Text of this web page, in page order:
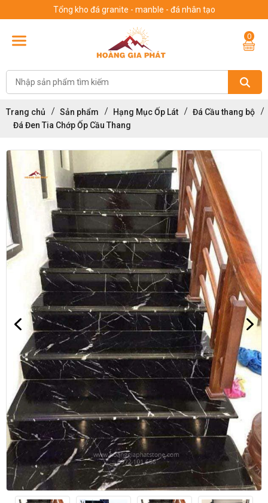
Tổng kho đá granite - manble - đá nhân tạo
0
Trang chủ Sản phẩm Hạng Mục Ốp Lát
Đá Cầu thang bộ
Đá Đen Tia Chớp Ốp Cầu Thang